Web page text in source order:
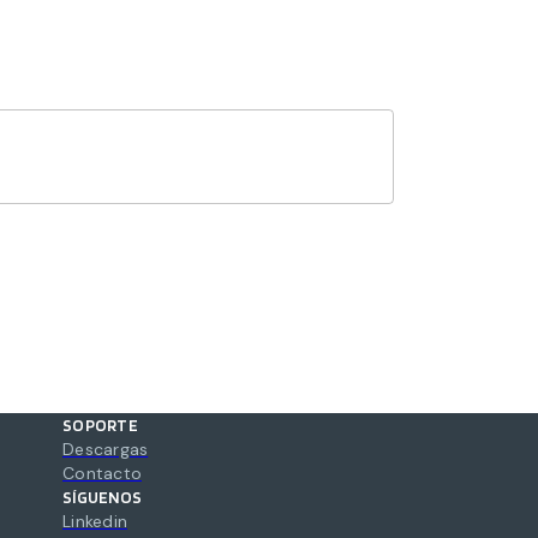
SOPORTE
Descargas
Contacto
SÍGUENOS
Linkedin